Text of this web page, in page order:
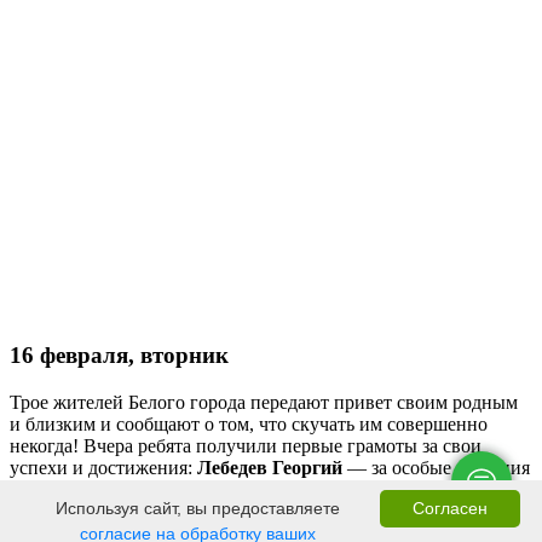
16 февраля, вторник
Трое жителей Белого города передают привет своим родным
и близким и сообщают о том, что скучать им совершенно
некогда! Вчера ребята получили первые грамоты за свои
успехи и достижения: Лебедев Георгий — за особые старания
Трынов Алексей—
за отличное выполнение обязанностей посадского старшины.
Повод Викторзаслужил сразу две грамоты: за победу в
Согласен
Используя сайт, вы предоставляете
согласие на обработку ваших